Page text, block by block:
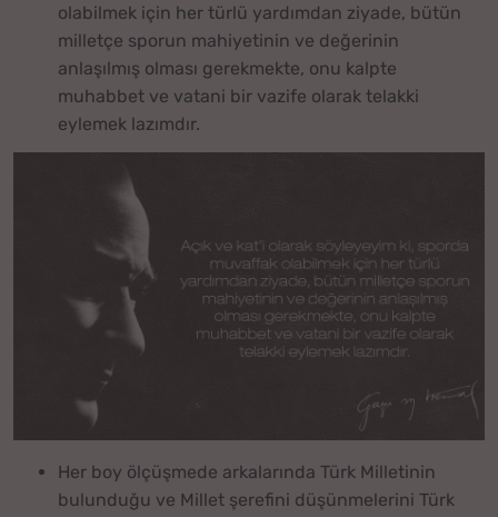
olabilmek için her türlü yardımdan ziyade, bütün
milletçe sporun mahiyetinin ve değerinin
anlaşılmış olması gerekmekte, onu kalpte
muhabbet ve vatani bir vazife olarak telakki
eylemek lazımdır.
Her boy ölçüşmede arkalarında Türk Milletinin
bulunduğu ve Millet şerefini düşünmelerini Türk